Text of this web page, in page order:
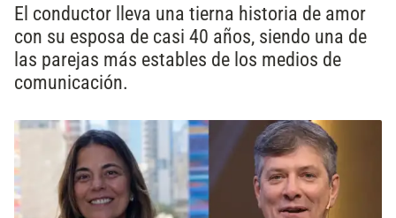
El conductor lleva una tierna historia de amor
con su esposa de casi 40 años, siendo una de
las parejas más estables de los medios de
comunicación.